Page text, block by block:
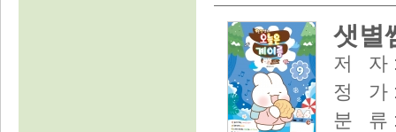
샛별
저 자
정 가
분 류